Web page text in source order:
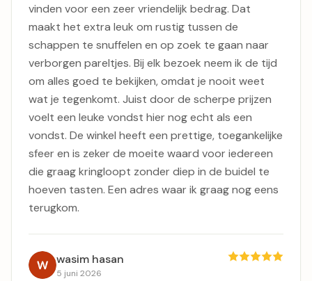
vinden voor een zeer vriendelijk bedrag. Dat
maakt het extra leuk om rustig tussen de
schappen te snuffelen en op zoek te gaan naar
verborgen pareltjes. Bij elk bezoek neem ik de tijd
om alles goed te bekijken, omdat je nooit weet
wat je tegenkomt. Juist door de scherpe prijzen
voelt een leuke vondst hier nog echt als een
vondst. De winkel heeft een prettige, toegankelijke
sfeer en is zeker de moeite waard voor iedereen
die graag kringloopt zonder diep in de buidel te
hoeven tasten. Een adres waar ik graag nog eens
terugkom.
wasim hasan
5 juni 2026